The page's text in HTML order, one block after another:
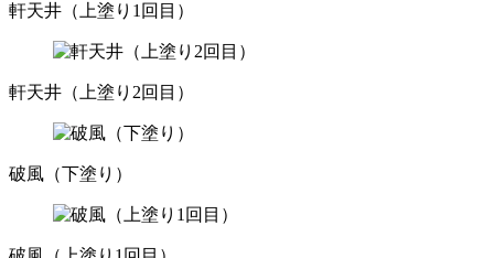
軒天井（上塗り1回目）
軒天井（上塗り2回目）
破風（下塗り）